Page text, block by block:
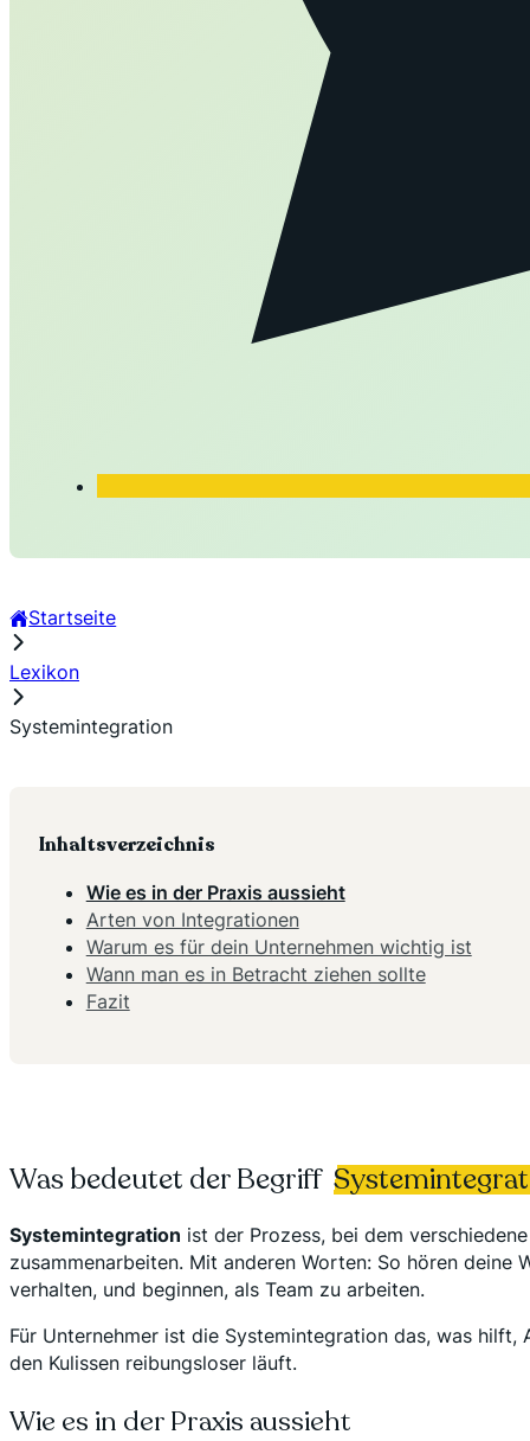
Startseite
Lexikon
Systemintegration
Was bedeutet der Begriff
Systemintegration ist der Prozess, bei dem
zusammenarbeiten. Mit anderen Worten: So hören deine
verhalten, und beginnen, als Team zu arbeiten.
Für Unternehmer ist die Systemintegration das, was
den Kulissen reibungsloser läuft.
Wie es in der Praxis aussieht
Inhaltsverzeichnis
Wie es in der Praxis aussieht
Arten von Integrationen
Warum es für dein Unternehmen wichtig ist
Wann man es in Betracht ziehen sollte
Fazit